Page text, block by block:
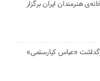
هنرمندان ایران برگزار
«عباس کیارستمی»